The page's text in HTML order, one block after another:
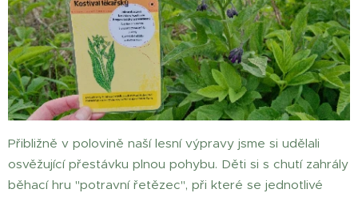
Přibližně v polovině naší lesní výpravy jsme si udělali
osvěžující přestávku plnou pohybu. Děti si s chutí zahrály
běhací hru "potravní řetězec", při které se jednotlivé